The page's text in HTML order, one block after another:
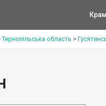
Тернопільська область >